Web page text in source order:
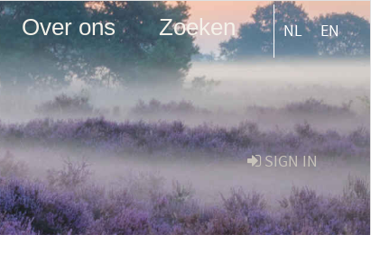
Over ons Zoeken NL EN
SIGN IN